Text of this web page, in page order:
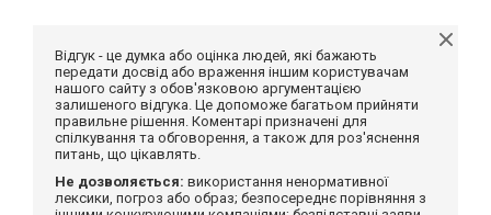
Відгук - це думка або оцінка людей, які бажають
передати досвід або враження іншим користувачам
нашого сайту з обов'язковою аргументацією
залишеного відгука. Це допоможе багатьом прийняти
правильне рішення. Коментарі призначені для
спілкування та обговорення, а також для роз'яснення
питань, що цікавлять.
Не дозволяється: використання ненормативної
лексики, погроз або образ; безпосереднє порівняння з